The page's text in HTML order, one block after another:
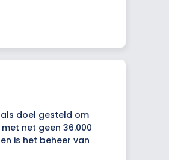
doel gesteld om
net geen 36.000
is het beheer van